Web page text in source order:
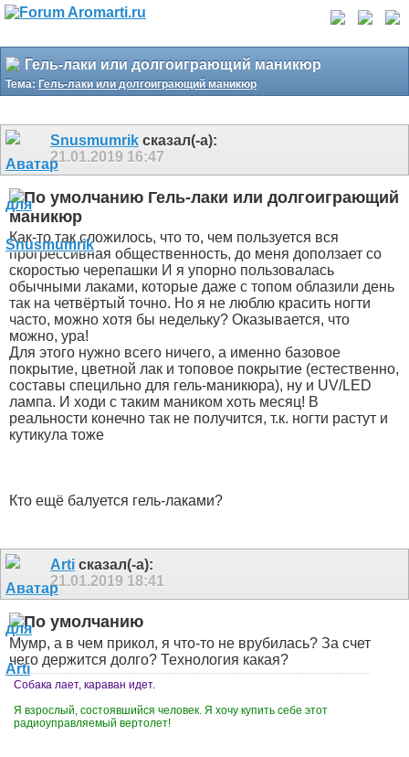
Гель-лаки или долгоиграющий маникюр
Тема: Гель-лаки или долгоиграющий маникюр
Snusmumrik сказал(-а):
21.01.2019 16:47
Гель-лаки или долгоиграющий
маникюр
Как-то так сложилось, что то, чем пользуется вся
прогрессивная общественность, до меня доползает со
скоростью черепашки И я упорно пользовалась
обычными лаками, которые даже с топом облазили день
так на четвёртый точно. Но я не люблю красить ногти
часто, можно хотя бы недельку? Оказывается, что
можно, ура!
Для этого нужно всего ничего, а именно базовое
покрытие, цветной лак и топовое покрытие (естественно,
составы специльно для гель-маникюра), ну и UV/LED
лампа. И ходи с таким маником хоть месяц! В
реальности конечно так не получится, т.к. ногти растут и
кутикула тоже
Кто ещё балуется гель-лаками?
Arti сказал(-а):
21.01.2019 18:41
Мумр, а в чем прикол, я что-то не врубилась? За счет
чего держится долго? Технология какая?
Собака лает, караван идет.
Я взрослый, состоявшийся человек. Я хочу купить себе этот
радиоуправляемый вертолет!